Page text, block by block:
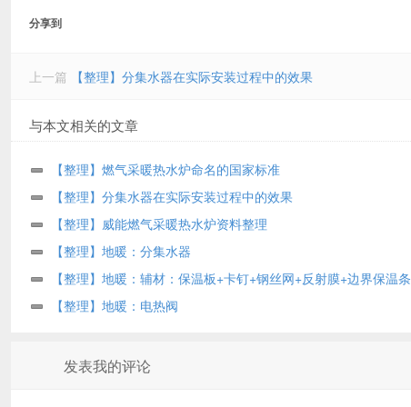
分享到
上一篇 【整理】分集水器在实际安装过程中的效果
与本文相关的文章
【整理】燃气采暖热水炉命名的国家标准
【整理】分集水器在实际安装过程中的效果
【整理】威能燃气采暖热水炉资料整理
【整理】地暖：分集水器
【整理】地暖：辅材：保温板+卡钉+钢丝网+反射膜+边界保温条
【整理】地暖：电热阀
发表我的评论